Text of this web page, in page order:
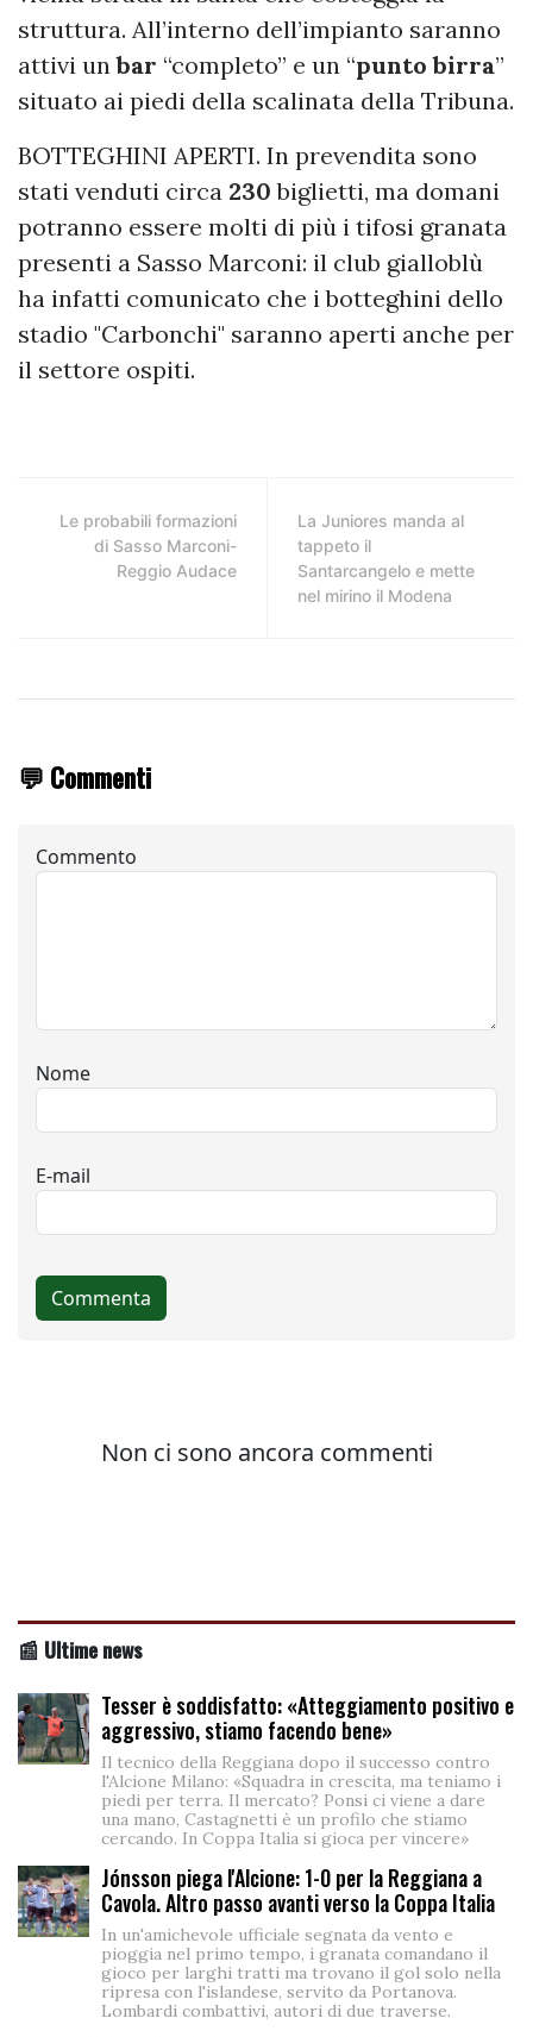
struttura. All’interno dell’impianto saranno
attivi unbar “completo” e un “punto birra”
situato ai piedi della scalinata della Tribuna.
BOTTEGHINI APERTI. In prevendita sono
stati venduti circa 230 biglietti, ma domani
potranno essere molti di più i tifosi granata
presenti a Sasso Marconi: il club gialloblù
ha infatti comunicato che i botteghini dello
stadio "Carbonchi" saranno aperti anche per
il settore ospiti.
Le probabili formazioni
di Sasso Marconi-
Reggio Audace
La Juniores manda al
tappeto il
Santarcangelo e mette
nel mirino il Modena
💬 Commenti
📰 Ultime news
Tesser è soddisfatto: «Atteggiamento positivo e
aggressivo, stiamo facendo bene»
Il tecnico della Reggiana dopo il successo contro
l'Alcione Milano: «Squadra in crescita, ma teniamo i
piedi per terra. Il mercato? Ponsi ci viene a dare
una mano, Castagnetti è un profilo che stiamo
cercando. In Coppa Italia si gioca per vincere»
Jónsson piega l'Alcione: 1-0 per la Reggiana a
Cavola. Altro passo avanti verso la Coppa Italia
In un'amichevole ufficiale segnata da vento e
pioggia nel primo tempo, i granata comandano il
gioco per larghi tratti ma trovano il gol solo nella
ripresa con l'islandese, servito da Portanova.
Lombardi combattivi, autori di due traverse.